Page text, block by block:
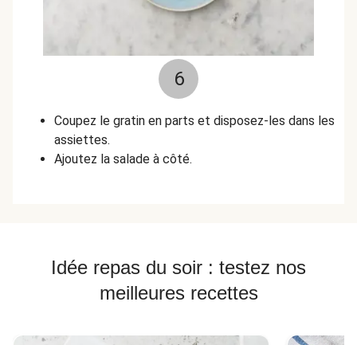
6
Coupez le gratin en parts et disposez-les dans les
assiettes.
Ajoutez la salade à côté.
Idée repas du soir : testez nos
meilleures recettes